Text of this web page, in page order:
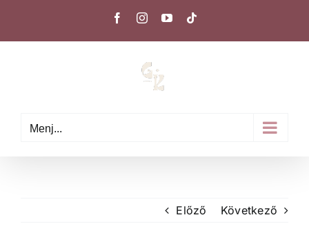
FacebookInstagramYouTube
Menj...
Előző Következő